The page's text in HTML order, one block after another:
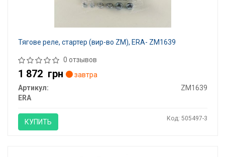
Тягове реле, стартер (вир-во ZM), ERA- ZM1639
0 отзывов
1 872 грн
завтра
Артикул:
ZM1639
ERA
КУПИТЬ Код: 505497-3